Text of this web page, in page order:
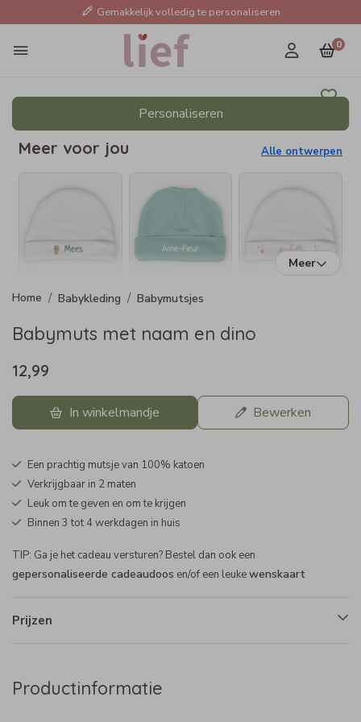
Gemakkelijk volledig te personaliseren
0
Personaliseren
Meer voor jou Alle ontwerpen
Meer
Babykleding Babymutsjes
Babymuts met naam en dino
12,99
In winkelmandje Bewerken
Een prachtig mutsje van 100% katoen
Verkrijgbaar in 2 maten
Leuk om te geven en om te krijgen
Binnen 3 tot 4 werkdagen in huis
TIP: Ga je het cadeau versturen? Bestel dan ook een
gepersonaliseerde cadeaudoos en/of een leukewenskaart
Prijzen
Productinformatie